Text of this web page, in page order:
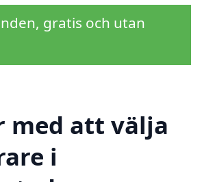
gratis och utan
med att välja
i